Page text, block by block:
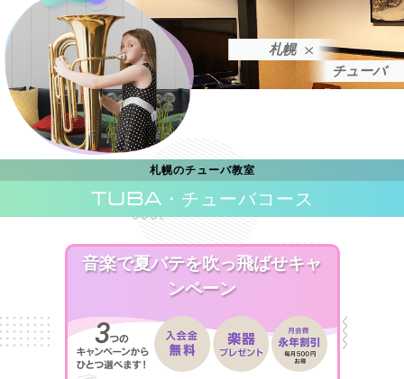
札幌
チューバ
札幌のチューバ教室
TUBA ・チューバコース
音楽で夏バテを吹っ飛ばせキャ
ンペーン